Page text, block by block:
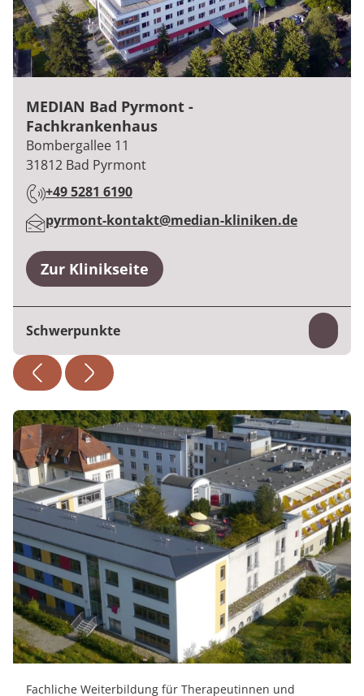
MEDIAN Bad Pyrmont -
Fachkrankenhaus
:Bombergallee 11
31812 Bad Pyrmont
: +49 5281 6190
: pyrmont-kontakt@median-kliniken.de
Zur Klinikseite
Schwerpunkte
Psychosomatik
Fachliche Weiterbildung für Therapeutinnen und